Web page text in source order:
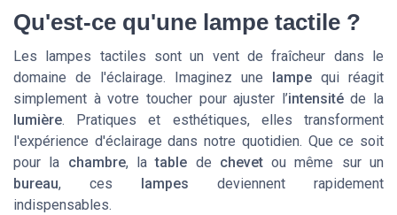
Qu'est-ce qu'une lampe tactile ?
Les lampes tactiles sont un vent de fraîcheur dans le
domaine de l'éclairage. Imaginez une lampe qui réagit
simplement à votre toucher pour ajuster l’intensitéde la
lumière. Pratiques et esthétiques, elles transforment
l'expérience d'éclairage dans notre quotidien. Que ce soit
pour la chambre, latable de chevetou même sur un
bureau, ces lampes deviennent rapidement
indispensables.